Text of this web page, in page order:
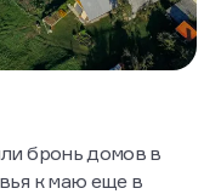
бронь домов в
к маю еще в